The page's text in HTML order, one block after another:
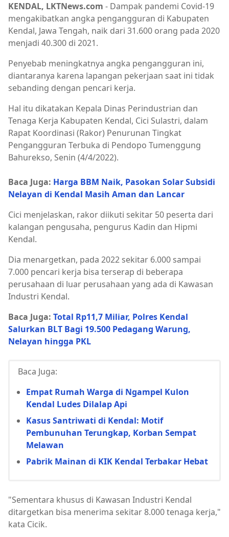
KENDAL, LKTNews.com - Dampak pandemi Covid-19
mengakibatkan angka pengangguran di Kabupaten
Kendal, Jawa Tengah, naik dari 31.600 orang pada 2020
menjadi 40.300 di 2021.
Penyebab meningkatnya angka pengangguran ini,
diantaranya karena lapangan pekerjaan saat ini tidak
sebanding dengan pencari kerja.
Hal itu dikatakan Kepala Dinas Perindustrian dan
Tenaga Kerja Kabupaten Kendal, Cici Sulastri, dalam
Rapat Koordinasi (Rakor) Penurunan Tingkat
Pengangguran Terbuka di Pendopo Tumenggung
Bahurekso, Senin (4/4/2022).
Baca Juga: Harga BBM Naik, Pasokan Solar Subsidi
Nelayan di Kendal Masih Aman dan Lancar
Cici menjelaskan, rakor diikuti sekitar 50 peserta dari
kalangan pengusaha, pengurus Kadin dan Hipmi
Kendal.
Dia menargetkan, pada 2022 sekitar 6.000 sampai
7.000 pencari kerja bisa terserap di beberapa
perusahaan di luar perusahaan yang ada di Kawasan
Industri Kendal.
Baca Juga: Total Rp11,7 Miliar, Polres Kendal
Salurkan BLT Bagi 19.500 Pedagang Warung,
Nelayan hingga PKL
Baca Juga:
Empat Rumah Warga di Ngampel Kulon
Kendal Ludes Dilalap Api
Kasus Santriwati di Kendal: Motif
Pembunuhan Terungkap, Korban Sempat
Melawan
Pabrik Mainan di KIK Kendal Terbakar Hebat
"Sementara khusus di Kawasan Industri Kendal
ditargetkan bisa menerima sekitar 8.000 tenaga kerja,"
kata Cicik.